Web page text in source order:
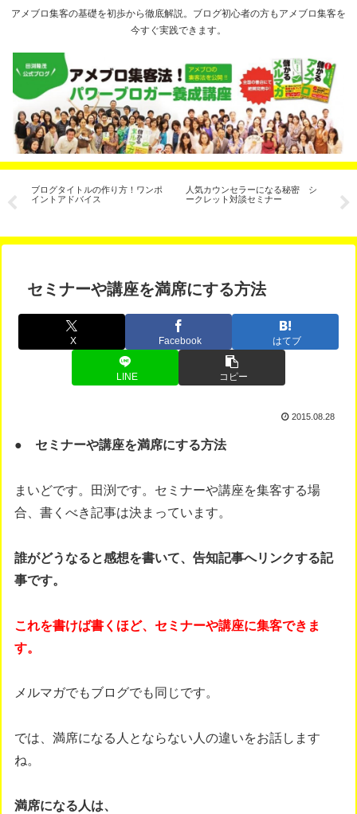
アメブロ集客の基礎を初歩から徹底解説。ブログ初心者の方もアメブロ集客を
今すぐ実践できます。
ブログタイトルの作り方！ワンポ
イントアドバイス
人気カウンセラーになる秘密 シ
ークレット対談セミナー
ェ
た
セミナーや講座を満席にする方法
X Facebook はてブ
LINE コピー
2015.08.28
● セミナーや講座を満席にする方法
まいどです。田渕です。セミナーや講座を集客する場
合、書くべき記事は決まっています。
誰がどうなると感想を書いて、告知記事へリンクする記
事です。
これを書けば書くほど、セミナーや講座に集客できま
す。
メルマガでもブログでも同じです。
では、満席になる人とならない人の違いをお話します
ね。
満席になる人は、